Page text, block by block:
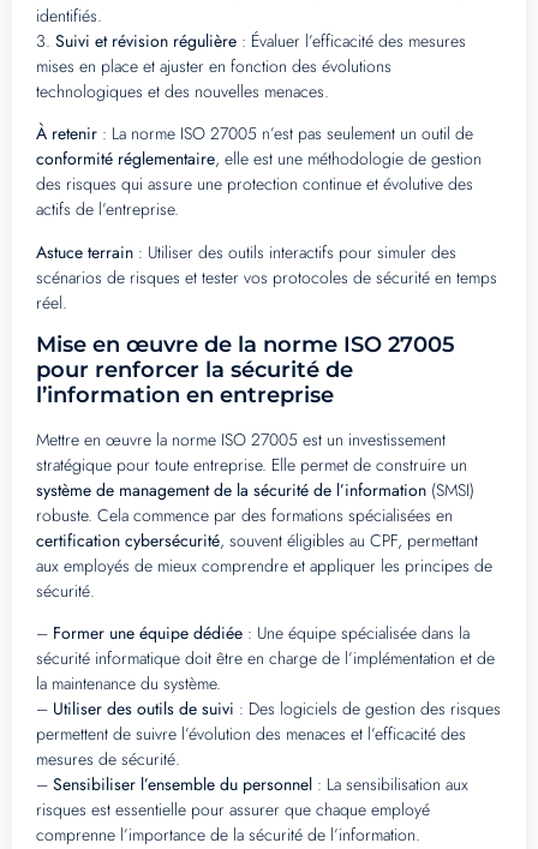
identifiés.
3. Suivi et révision régulière : Évaluer l’efficacité des mesures
mises en place et ajuster en fonction des évolutions
technologiques et des nouvelles menaces.
À retenir : La norme ISO 27005 n’est pas seulement un outil de
conformité réglementaire, elle est une méthodologie de gestion
des risques qui assure une protection continue et évolutive des
actifs de l’entreprise.
Astuce terrain : Utiliser des outils interactifs pour simuler des
scénarios de risques et tester vos protocoles de sécurité en temps
réel.
Mise en œuvre de la norme ISO 27005
pour renforcer la sécurité de
l’information en entreprise
Mettre en œuvre la norme ISO 27005 est un investissement
stratégique pour toute entreprise. Elle permet de construire un
système de management de la sécurité de l’information (SMSI)
robuste. Cela commence par des formations spécialisées en
certification cybersécurité, souvent éligibles au CPF, permettant
aux employés de mieux comprendre et appliquer les principes de
sécurité.
– Former une équipe dédiée : Une équipe spécialisée dans la
sécurité informatique doit être en charge de l’implémentation et de
la maintenance du système.
– Utiliser des outils de suivi : Des logiciels de gestion des risques
permettent de suivre l’évolution des menaces et l’efficacité des
mesures de sécurité.
– Sensibiliser l’ensemble du personnel : La sensibilisation aux
risques est essentielle pour assurer que chaque employé
comprenne l’importance de la sécurité de l’information.